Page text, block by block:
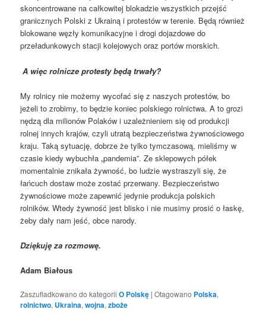
skoncentrowane na całkowitej blokadzie wszystkich przejść
granicznych Polski z Ukrainą i protestów w terenie. Będą również
blokowane węzły komunikacyjne i drogi dojazdowe do
przeładunkowych stacji kolejowych oraz portów morskich.
A więc rolnicze protesty będą trwały?
My rolnicy nie możemy wycofać się z naszych protestów, bo
jeżeli to zrobimy, to będzie koniec polskiego rolnictwa. A to grozi
nędzą dla milionów Polaków i uzależnieniem się od produkcji
rolnej innych krajów, czyli utratą bezpieczeństwa żywnościowego
kraju. Taką sytuację, dobrze że tylko tymczasową, mieliśmy w
czasie kiedy wybuchła „pandemia”. Ze sklepowych półek
momentalnie znikała żywność, bo ludzie wystraszyli się, że
łańcuch dostaw może zostać przerwany. Bezpieczeństwo
żywnościowe może zapewnić jedynie produkcja polskich
rolników. Wtedy żywność jest blisko i nie musimy prosić o łaskę,
żeby dały nam jeść, obce narody.
Dziękuję za rozmowę.
Adam Białous
Zaszufladkowano do kategorii O Polskę |Otagowano Polska,
rolnictwo, Ukraina,wojna,zboże